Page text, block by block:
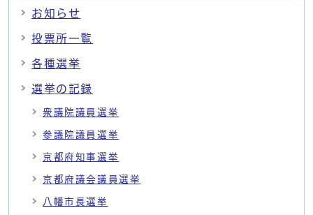
お知らせ
投票所一覧
各種選挙
選挙の記録
衆議院議員選挙
参議院議員選挙
京都府知事選挙
京都府議会議員選挙
八幡市長選挙